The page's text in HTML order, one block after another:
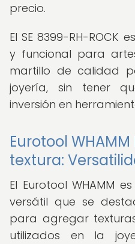
precio.
El SE 8399-RH-ROCK
y funcional para
martillo de calidad
joyería, sin tener
inversión en
Eurotool
textura:
El Eurotool WHAMM
versátil que se
para agregar
utilizados en la